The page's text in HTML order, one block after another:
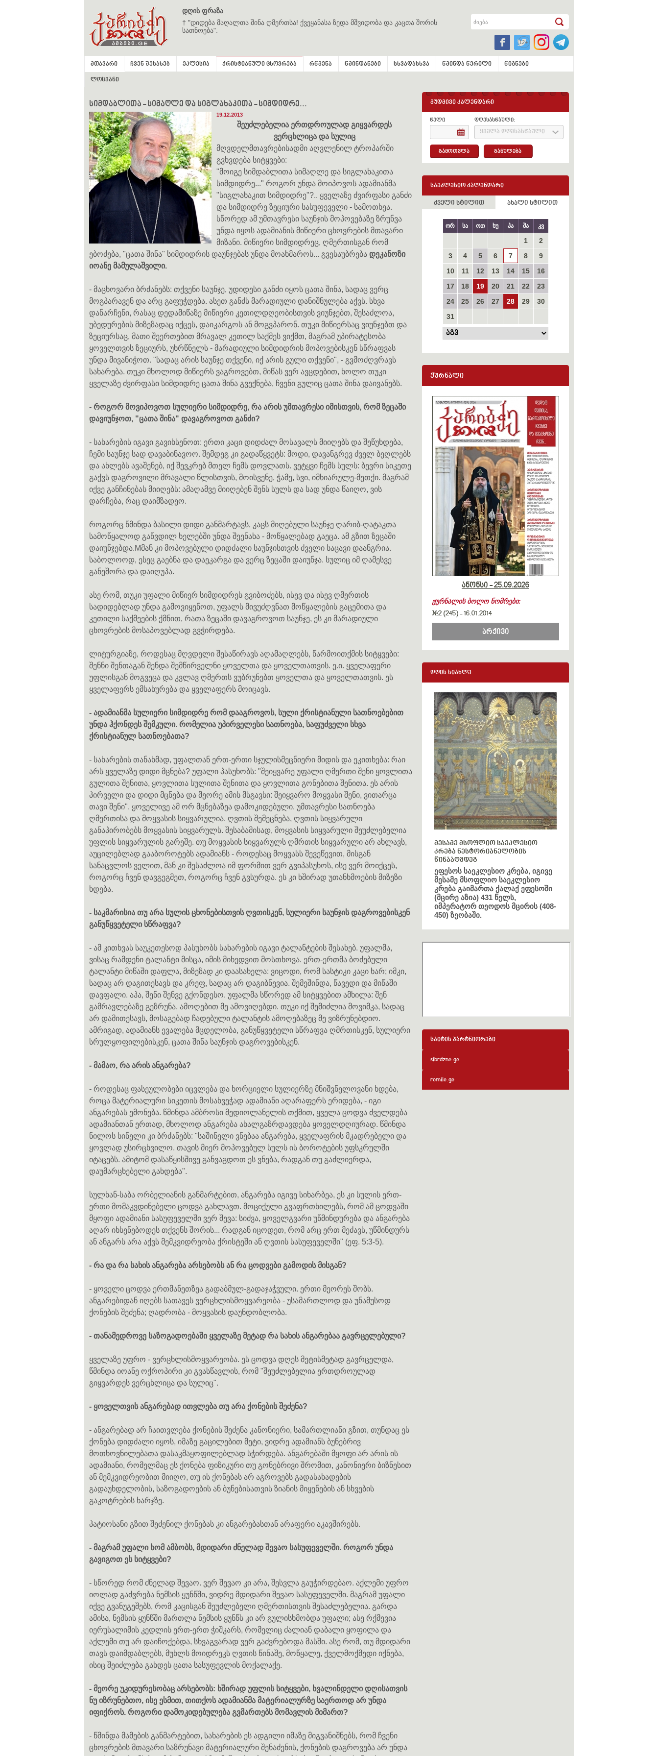
დღის ფრაზა
† "დიდება მაღალთა შინა ღმერთსა! ქვეყანასა ზედა მშვიდობა და კაცთა შორის
სათნოება".
მთავარი ჩვენ შესახებ ეკლესია ქრისტიანული ცხოვრება რწმენა წმინდანები სხვადასხვა წმინდა წერილი წიგნები
ლოცვანი
სიმდაბლითა - სიმაღლე და სიგლახაკითა - სიმდიდრე...
19.12.2013
შეუძლებელია ერთდროულად გიყვარდეს
ვერცხლიცა და სულიც
მღვდელმთავრებისადმი აღვლენილ ტროპარში
გვხვდება სიტყვები:
"მოიგე სიმდაბლითა სიმაღლე და სიგლახაკითა
სიმდიდრე..." როგორ უნდა მოიპოვოს ადამიანმა
"სიგლახაკით სიმდიდრე"?.. ყველაზე ძვირფასი განძი
და სიმდიდრე ზეციური სასუფეველი - სამოთხეა.
სწორედ ამ უმთავრესი საუნჯის მოპოვებაზე ზრუნვა
უნდა იყოს ადამიანის მიწიერი ცხოვრების მთავარი
მიზანი. მიწიერი სიმდიდრეც, ღმერთისგან რომ
ებოძება, "ცათა შინა" სიმდიდრის დაუნჯებას უნდა მოახმაროს... გვესაუბრება დეკანოზი
იოანე მამულაშვილი.
- მაცხოვარი ბრძანებს: თქვენი საუნჯე, უდიდესი განძი იყოს ცათა შინა, სადაც ვერც
მოგპარავენ და არც გაფუჭდება. ასეთ განძს მარადიული დანიშნულება აქვს. სხვა
დანარჩენი, რასაც დედამიწაზე მიწიერი კეთილდღეობისთვის ვიუნჯებთ, შესაძლოა,
უბედურების მიზეზადაც იქცეს, დაიკარგოს ან მოგვპარონ. თუკი მიწიერსაც ვიუნჯებთ და
ზეციურსაც, მათი შეერთებით მრავალ კეთილ საქმეს ვიქმთ, მაგრამ უპირატესობა
ყოველთვის ზეციურს, უხრწნელს - მარადიული სიმდიდრის მოპოვებისკენ სწრაფვას
უნდა მივანიჭოთ. "სადაც არის საუნჯე თქვენი, იქ არის გული თქვენი", - გვმოძღვრავს
სახარება. თუკი მხოლოდ მიწიერს ვაგროვებთ, მიწას ვერ ავცდებით, ხოლო თუკი
ყველაზე ძვირფასი სიმდიდრე ცათა შინა გვექნება, ჩვენი გულიც ცათა შინა დაივანებს.
- როგორ მოვიპოვოთ სულიერი სიმდიდრე, რა არის უმთავრესი იმისთვის, რომ ზეცაში
დავიუნჯოთ, "ცათა შინა" დავაგროვოთ განძი?
- სახარების იგავი გავიხსენოთ: ერთი კაცი დიდძალ მოსავალს მიიღებს და შეწუხდება,
ჩემი საუნჯე სად დავაბინავოო. შემდეგ კი გადაწყვეტს: მოდი, დავანგრევ ძველ ბეღლებს
და ახლებს ავაშენებ, იქ შევკრებ მთელ ჩემს დოვლათს. ვეტყვი ჩემს სულს: ბევრი სიკეთე
გაქვს დაგროვილი მრავალი წლისთვის, მოისვენე, ჭამე, სვი, იმხიარულე-მეთქი. მაგრამ
იქვე განჩინებას მიიღებს: ამაღამვე მიიღებენ შენს სულს და სად უნდა წაიღო, ვის
დარჩება, რაც დაიმზადეო.
როგორც წმინდა ბასილი დიდი განმარტავს, კაცს მიღებული საუნჯე ღარიბ-ღატაკთა
სამოწყალოდ გაწვდილ ხელებში უნდა შეენახა - მოწყალებად გაეცა. ამ გზით ზეცაში
დაიუნჯებდა.Mმან კი მოპოვებული დიდძალი საუნჯისთვის ძველი საცავი დაანგრია.
საბოლოოდ, ესეც გაებნა და დაეკარგა და ვერც ზეცაში დაიუნჯა. სულიც იმ ღამესვე
განეშორა და დაიღუპა.
ასე რომ, თუკი უფალი მიწიერ სიმდიდრეს გვიბოძებს, ისევ და ისევ ღმერთის
სადიდებლად უნდა გამოვიყენოთ, უფალს მივუძღვნათ მოწყალების გაცემითა და
კეთილი საქმეების ქმნით, რათა ზეცაში დავაგროვოთ საუნჯე, ეს კი მარადიული
ცხოვრების მოსაპოვებლად გვჭირდება.
ლიტურგიაზე, როდესაც მღვდელი შესაწირავს აღამაღლებს, წარმოითქმის სიტყვები:
შენნი შენთაგან შენდა შემწირველნი ყოველთა და ყოველთათვის. ე.ი. ყველაფერი
უფლისგან მოგვეცა და კვლავ ღმერთს ვუბრუნებთ ყოველთა და ყოველთათვის. ეს
ყველაფერს ემსახურება და ყველაფერს მოიცავს.
- ადამიანმა სულიერი სიმდიდრე რომ დააგროვოს, სული ქრისტიანული სათნოებებით
უნდა ჰქონდეს შემკული. რომელია უპირველესი სათნოება, საფუძველი სხვა
ქრისტიანულ სათნოებათა?
- სახარების თანახმად, უფალთან ერთ-ერთი სჯულისმეცნიერი მიდის და ეკითხება: რაი
არს ყველაზე დიდი მცნება? უფალი პასუხობს: "შეიყვარე უფალი ღმერთი შენი ყოვლითა
გულითა შენითა, ყოვლითა სულითა შენითა და ყოვლითა გონებითა შენითა. ეს არის
პირველი და დიდი მცნება და მეორე ამის მსგავსი: შეიყვარო მოყვასი შენი, ვითარცა
თავი შენი". ყოველივე ამ ორ მცნებაზეა დამოკიდებული. უმთავრესი სათნოება
ღმერთისა და მოყვასის სიყვარულია. ღვთის შემეცნება, ღვთის სიყვარული
განაპირობებს მოყვასის სიყვარულს. შესაბამისად, მოყვასის სიყვარული შეუძლებელია
უფლის სიყვარულის გარეშე. თუ მოყვასის სიყვარულს ღმრთის სიყვარული არ ახლავს,
აუცილებლად გააბოროტებს ადამიანს - როდესაც მოყვასს შევეწევით, მისგან
სანაცვლოს ველით, მან კი შესაძლოა იმ ფორმით ვერ გვიპასუხოს, ისე ვერ მოიქცეს,
როგორც ჩვენ დავგეგმეთ, როგორც ჩვენ გვსურდა. ეს კი ხშირად უთანხმოების მიზეზი
ხდება.
- საკმარისია თუ არა სულის ცხონებისთვის ღვთისკენ, სულიერი საუნჯის დაგროვებისკენ
განუწყვეტელი სწრაფვა?
- ამ კითხვას საუკეთესოდ პასუხობს სახარების იგავი ტალანტების შესახებ. უფალმა,
ვისაც რამდენი ტალანტი მისცა, იმის მიხედვით მოსთხოვა. ერთ-ერთმა ბოძებული
ტალანტი მიწაში დაფლა, მიზეზად კი დაასახელა: ვიცოდი, რომ სასტიკი კაცი ხარ; იმკი,
სადაც არ დაგითესავს და კრეფ, სადაც არ დაგიბნევია. შემეშინდა, წავედი და მიწაში
დავფალი. აჰა, შენი შენვე გქონდესო. უფალმა სწორედ ამ სიტყვებით ამხილა: შენ
გამრავლებაზე გეზრუნა, ამოღებით მე ამოვიღებდი. თუკი იქ შემიძლია მოვიმკა, სადაც
არ დამითესავს, მოსაგებად ჩადებული ტალანტის ამოღებაზეც მე ვიზრუნებდიო.
ამრიგად, ადამიანს ევალება მცდელობა, განუწყვეტელი სწრაფვა ღმრთისკენ, სულიერი
სრულყოფილებისკენ, ცათა შინა საუნჯის დაგროვებისკენ.
- მამაო, რა არის ანგარება?
- როდესაც ფასეულობები იცვლება და ხორციელი სულიერზე მნიშვნელოვანი ხდება,
როცა მატერიალური სიკეთის მოსახვეჭად ადამიანი აღარაფერს ერიდება, - იგი
ანგარებას ემონება. წმინდა ამბროსი მედიოლანელის თქმით, ყველა ცოდვა ძველდება
ადამიანთან ერთად, მხოლოდ ანგარება ახალგაზრდავდება ყოველდღიურად. წმინდა
ნილოს სინელი კი ბრძანებს: "საშინელი ვნებაა ანგარება, ყველაფრის მკადრებელი და
ყოვლად უსირცხვილო. თავის მიერ მოპოვებულ სულს ის ბოროტების უფსკრულში
იტაცებს. ამიტომ დასაწყისშივე განვაგდოთ ეს ვნება, რადგან თუ გაძლიერდა,
დაუმარცხებელი გახდება".
სულხან-საბა ორბელიანის განმარტებით, ანგარება იგივე სიხარბეა, ეს კი სულის ერთ-
ერთი მომაკვდინებელი ცოდვა გახლავთ. მოციქული გვაფრთხილებს, რომ ამ ცოდვაში
მყოფი ადამიანი სასუფეველში ვერ შევა: სიძვა, ყოველგვარი უწმინდურება და ანგარება
აღარ იხსენებოდეს თქვენს შორის... რადგან იცოდეთ, რომ არც ერთ მეძავს, უწმინდურს
ან ანგარს არა აქვს მემკვიდრეობა ქრისტეში ან ღვთის სასუფეველში" (ეფ. 5:3-5).
- რა და რა სახის ანგარება არსებობს ან რა ცოდვები გამოდის მისგან?
- ყოველი ცოდვა ერთმანეთზეა გადაბმულ-გადაჯაჭვული. ერთი მეორეს შობს.
ანგარებიდან იღებს სათავეს ვერცხლისმოყვარეობა - უსამართლოდ და უნამუსოდ
ქონების შეძენა; ღადრობა - მოყვასის დაუნდობლობა.
- თანამედროვე საზოგადოებაში ყველაზე მეტად რა სახის ანგარებაა გავრცელებული?
ყველაზე უფრო - ვერცხლისმოყვარეობა. ეს ცოდვა დღეს მეტისმეტად გავრცელდა,
წმინდა იოანე ოქროპირი კი გვასწავლის, რომ "შეუძლებელია ერთდროულად
გიყვარდეს ვერცხლიცა და სულიც".
- ყოველთვის ანგარებად ითვლება თუ არა ქონების შეძენა?
- ანგარებად არ ჩაითვლება ქონების შეძენა კანონიერი, სამართლიანი გზით, თუნდაც ეს
ქონება დიდძალი იყოს, იმაზე გაცილებით მეტი, ვიდრე ადამიანს ბუნებრივ
მოთხოვნილებათა დასაკმაყოფილებლად სჭირდება. ანგარებაში მყოფი არ არის ის
ადამიანი, რომელმაც ეს ქონება ფიზიკური თუ გონებრივი შრომით, კანონიერი ბიზნესით
ან მემკვიდრეობით მიიღო, თუ ის ქონებას არ აგროვებს გადასახადების
გადაუხდელობის, საზოგადოების ან ბუნებისათვის ზიანის მიყენების ან სხვების
გაკოტრების ხარჯზე.
პატიოსანი გზით შეძენილ ქონებას კი ანგარებასთან არაფერი აკავშირებს.
- მაგრამ უფალი ხომ ამბობს, მდიდარი ძნელად შევაო სასუფეველში. როგორ უნდა
გავიგოთ ეს სიტყვები?
- სწორედ რომ ძნელად შევაო. ვერ შევაო კი არა, შესვლა გაუჭირდებაო. აქლემი უფრო
იოლად გაძვრება ნემსის ყუნწში, ვიდრე მდიდარი შევაო სასუფეველში. მაგრამ უფალი
იქვე გვანუგეშებს, რომ კაცისგან შეუძლებელი ღმერთისთვის შესაძლებელია. გარდა
ამისა, ნემსის ყუნწში მართლა ნემსის ყუნწს კი არ გულისხმობდა უფალი; ასე რქმევია
იერუსალიმის კედლის ერთ-ერთ ჭიშკარს, რომელიც ძალიან დაბალი ყოფილა და
აქლემი თუ არ დაიჩოქებდა, სხვაგვარად ვერ გაძვრებოდა მასში. ასე რომ, თუ მდიდარი
თავს დაიმდაბლებს, მუხლს მოიდრეკს ღვთის წინაშე, მოწყალე, ქველმოქმედი იქნება,
ისიც შეიძლება გახდეს ცათა სასუფევლის მოქალაქე.
- მეორე უკიდურესობაც არსებობს: ხშირად უფლის სიტყვები, ხვალინდელი დღისათვის
ნუ იზრუნებთო, ისე ესმით, თითქოს ადამიანმა მატერიალურზე საერთოდ არ უნდა
იფიქროს. როგორი დამოკიდებულება გვმართებს მომავლის მიმართ?
- წმინდა მამების განმარტებით, სახარების ეს ადგილი იმაზე მიგვანიშნებს, რომ ჩვენი
ცხოვრების მთავარი საზრუნავი მატერიალური შენაძენის, ქონების დაგროვება არ უნდა
მუდმივი კალენდარი
წელი დღესასწაული:
ყველა დღესასწაული
გამოთვლა განულება
საეკლესიო კალენდარი
ძველი სტილით ახალი სტილით
ორ სა ოთ ხუ პა შა კვ
1
2
3
4 5 6 7 8
9
10
11 12 13 14 15
16
17
18 19 20 21 22
23
24
25 26 27 28 29
30
31
ჟურნალი
ანონსი - 25.09.2026
ჟურნალის ბოლო ნომრები:
#2 (245)-16.01.2014
არქივი
დღის სიახლე
მესამე მსოფლიო საეკლესიო
კრება ნესტორიანელობის
წინააღმდეგ
ეფესოს საეკლესიო კრება, იგივე
მესამე მსოფლიო საეკლესიო
კრება გაიმართა ქალაქ ეფესოში
(მცირე აზია) 431 წელს,
იმპერატორ თეოდოს მცირის (408-
450) ზეობაში.
საიტის პარტნიორები
sibrdzne.ge
romile.ge